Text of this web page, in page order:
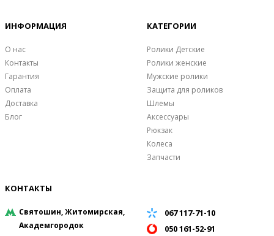
ИНФОРМАЦИЯ
О нас
Контакты
Гарантия
Оплата
Доставка
Блог
КАТЕГОРИИ
Ролики Детские
Ролики женские
Мужские ролики
Защита для роликов
Шлемы
Аксессуары
Рюкзак
Колеса
Запчасти
КОНТАКТЫ
Святошин, Житомирская,
Академгородок
067 117-71-10
050 161-52-91